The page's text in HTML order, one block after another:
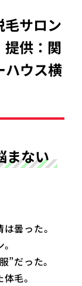
毛サロン
供：関
ハウス横
まない
曇った。
”だった。
毛。